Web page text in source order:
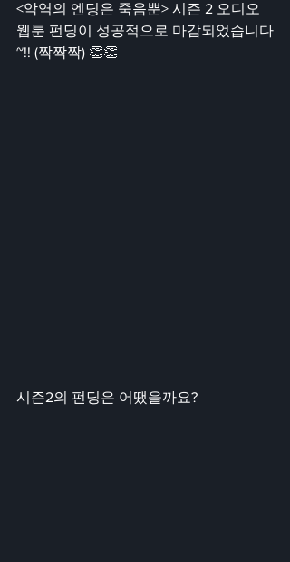
<악역의 엔딩은 죽음뿐> 시즌 2 오디오
웹툰 펀딩이 성공적으로 마감되었습니다
~!! (짝짝짝) 👏👏
시즌2의 펀딩은 어땠을까요?